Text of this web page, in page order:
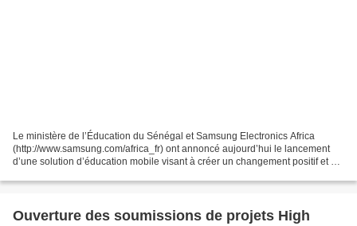
Le ministère de l’Éducation du Sénégal et Samsung Electronics Africa
(http://www.samsung.com/africa_fr) ont annoncé aujourd’hui le lancement
d’une solution d’éducation mobile visant à créer un changement positif et à
Ouverture des soumissions de projets High